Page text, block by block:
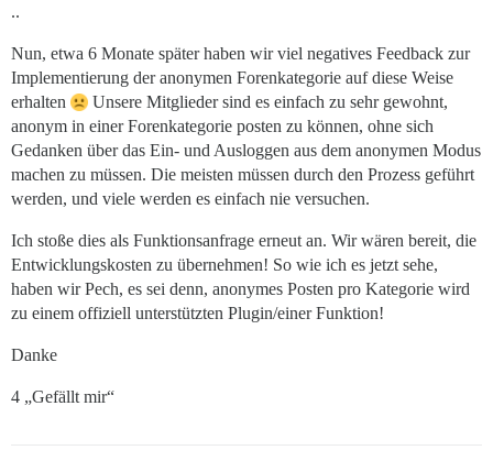
..
Nun, etwa 6 Monate später haben wir viel negatives Feedback zur
Implementierung der anonymen Forenkategorie auf diese Weise
erhalten
Unsere Mitglieder sind es einfach zu sehr gewohnt,
anonym in einer Forenkategorie posten zu können, ohne sich
Gedanken über das Ein- und Ausloggen aus dem anonymen Modus
machen zu müssen. Die meisten müssen durch den Prozess geführt
werden, und viele werden es einfach nie versuchen.
Ich stoße dies als Funktionsanfrage erneut an. Wir wären bereit, die
Entwicklungskosten zu übernehmen! So wie ich es jetzt sehe,
haben wir Pech, es sei denn, anonymes Posten pro Kategorie wird
zu einem offiziell unterstützten Plugin/einer Funktion!
Danke
4 „Gefällt mir“